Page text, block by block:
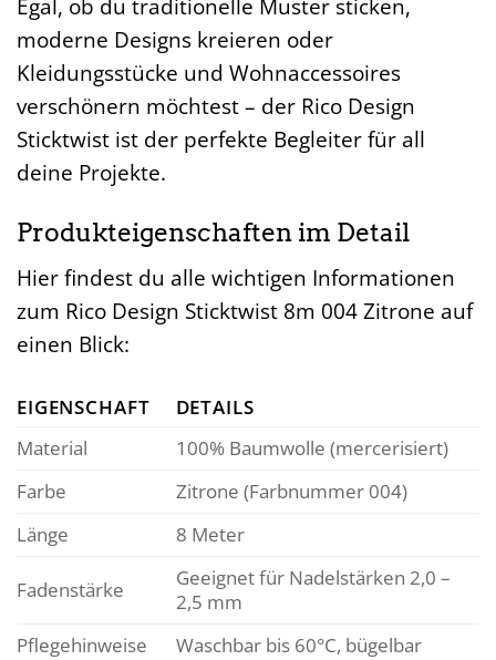
moderne Designs kreieren oder
Kleidungsstücke und Wohnaccessoires
verschönern möchtest – der Rico Design
Sticktwist ist der perfekte Begleiter für all
deine Projekte.
Produkteigenschaften im Detail
Hier findest du alle wichtigen Informationen
zum Rico Design Sticktwist 8m 004 Zitrone auf
einen Blick:
EIGENSCHAFT
DETAILS
Material
100% Baumwolle (mercerisiert)
Farbe
Zitrone (Farbnummer 004)
Länge
8 Meter
Fadenstärke
Geeignet für Nadelstärken 2,0 –
2,5 mm
Pflegehinweise
Waschbar bis 60°C, bügelbar